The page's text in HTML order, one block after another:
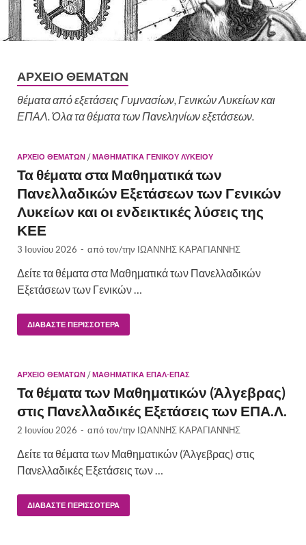
ΑΡΧΕΙΟ ΘΕΜΑΤΩΝ
θέματα από εξετάσεις Γυμνασίων, Γενικών Λυκείων και
ΕΠΑΛ. Όλα τα θέματα των Πανεληνίων εξετάσεων.
ΑΡΧΕΙΟ ΘΕΜΑΤΩΝ /ΜΑΘΗΜΑΤΙΚΆ ΓΕΝΙΚΟΎ ΛΥΚΕΊΟΥ
Τα θέματα στα Μαθηματικά των
Πανελλαδικών Εξετάσεων των Γενικών
Λυκείων και οι ενδεικτικές λύσεις της
ΚΕΕ
3 Ιουνίου 2026 - από τον/την ΙΩΑΝΝΗΣ ΚΑΡΑΓΙΑΝΝΗΣ
Δείτε τα θέματα στα Μαθηματικά των Πανελλαδικών
Εξετάσεων των Γενικών …
ΔΙΑΒΆΣΤΕ ΠΕΡΙΣΣΌΤΕΡΑ
ΑΡΧΕΙΟ ΘΕΜΑΤΩΝ /ΜΑΘΗΜΑΤΙΚΆ ΕΠΑΛ-ΕΠΑΣ
Τα θέματα των Μαθηματικών (Άλγεβρας)
στις Πανελλαδικές Εξετάσεις των ΕΠΑ.Λ.
2 Ιουνίου 2026 - από τον/την ΙΩΑΝΝΗΣ ΚΑΡΑΓΙΑΝΝΗΣ
Δείτε τα θέματα των Μαθηματικών (Άλγεβρας) στις
Πανελλαδικές Εξετάσεις των …
ΔΙΑΒΆΣΤΕ ΠΕΡΙΣΣΌΤΕΡΑ